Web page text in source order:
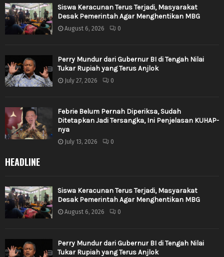
Siswa Keracunan Terus Terjadi, Masyarakat
Desak Pemerintah Agar Menghentikan MBG
August 6, 2026 0
Perry Mundur dari Gubernur BI di Tengah Nilai
Tukar Rupiah yang Terus Anjlok
July 27, 2026 0
Febrie Belum Pernah Diperiksa, Sudah
Ditetapkan Jadi Tersangka, Ini Penjelasan KUHAP-
nya
July 13, 2026 0
HEADLINE
Siswa Keracunan Terus Terjadi, Masyarakat
Desak Pemerintah Agar Menghentikan MBG
August 6, 2026 0
Perry Mundur dari Gubernur BI di Tengah Nilai
Tukar Rupiah yang Terus Anjlok